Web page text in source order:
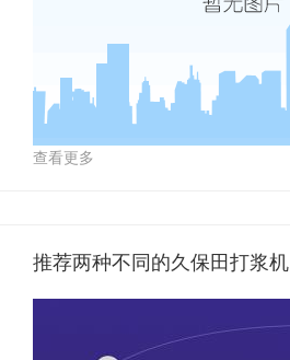
查看更多
推荐两种不同的久保田打浆机